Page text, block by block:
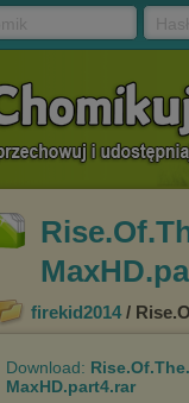
firekid2014/
Download:
MaxHD.part4.rar